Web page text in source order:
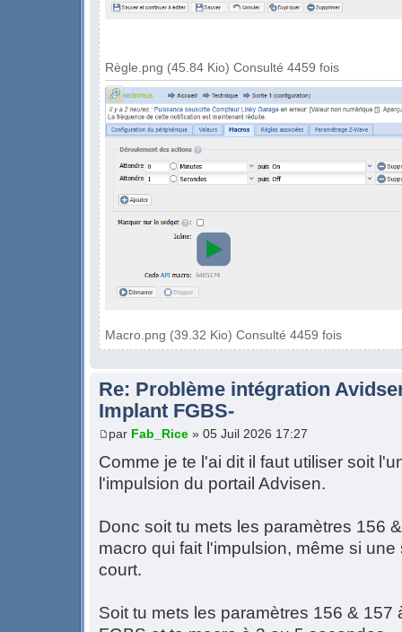
Règle.png (45.84 Kio) Consulté 4459 fois
Macro.png (39.32 Kio) Consulté 4459 fois
Re: Problème intégration
Implant FGBS-
par Fab_Rice » 05 Juil 2026 17:27
Comme je te l'ai dit il faut utiliser soit
l'impulsion du portail Advisen.
Donc soit tu mets les paramètres 156
macro qui fait l'impulsion, même si
court.
Soit tu mets les paramètres 156 &